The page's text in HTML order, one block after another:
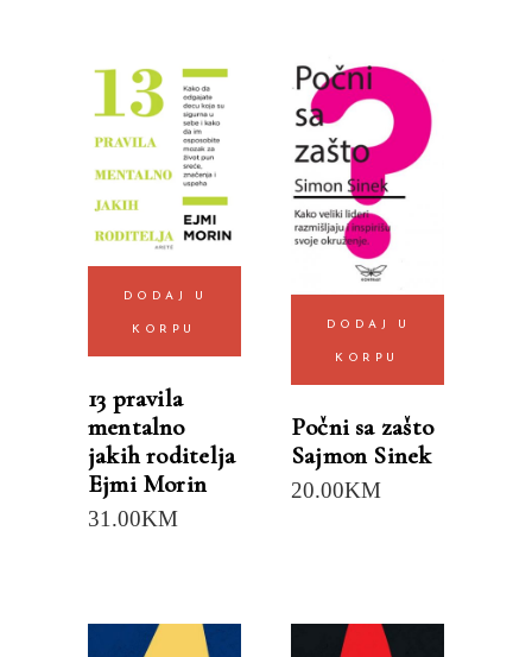
DODAJ U
KORPU
13 pravila
mentalno
jakih roditelja
Ejmi Morin
31.00KM
DODAJ U
KORPU
Počni sa zašto
Sajmon Sinek
20.00KM